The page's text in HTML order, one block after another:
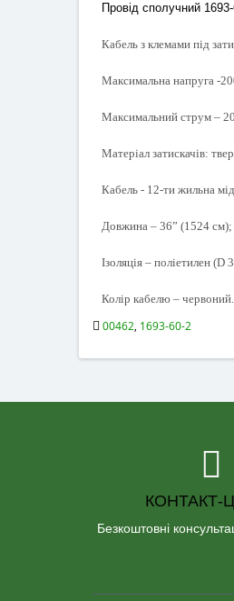
Провід сполучний
Кабель з клемами під
Максимальна напруга -
Максимальний струм –
Матеріал затискачів:
Кабель - 12-ти жильна
Довжина – 36” (1524 см);
Ізоляція – поліетилен (D
Колір кабелю – червоний.
00462, 1693-60-2
КОНТАКТ-
Безкоштовні